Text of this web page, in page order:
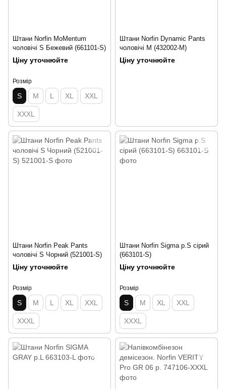
Штани Norfin MoMentum
чоловічі S Бежевий (661101-S)
Ціну уточнюйте
Розмір
S M L XL XXL
XXXL
Штани Norfin Dynamic Pants
чоловічі M (432002-M)
Ціну уточнюйте
Штани Norfin Peak Pants
чоловічі S Чорний (521001-S)
Ціну уточнюйте
Розмір
S M L XL XXL
XXXL
Штани Norfin Sigma p.S сірий
(663101-S)
Ціну уточнюйте
Розмір
S M XL XXL
XXXL